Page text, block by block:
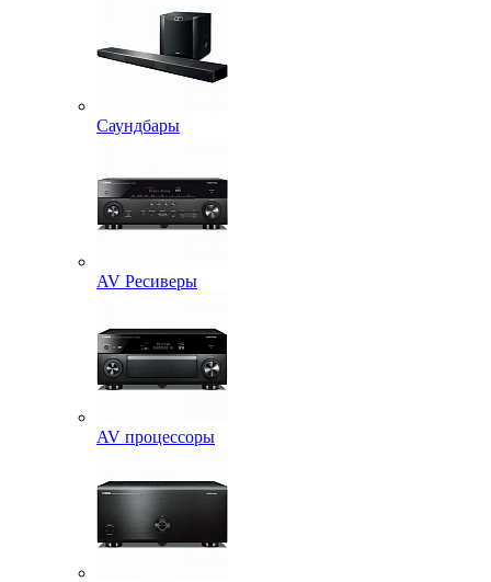
Саундбары
AV Ресиверы
AV процессоры